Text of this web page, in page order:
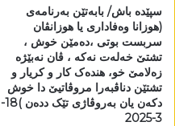
سپێدە باش/ بابەتێن بەرنامەی
(ھوزانا وەفاداری یا ھوزانڤان
سربست بوتی ،دەمێن خوش ،
تشتێ خەلەت نەکە ، ڤان نەبێژە
زەلامێ خو، ھندەک کار و کریار و
تشتێن دناڤبەرا مروڤاتیێ دا خوش
دکەن یان بەروڤاژی تێک ددەن )18-
3-2025